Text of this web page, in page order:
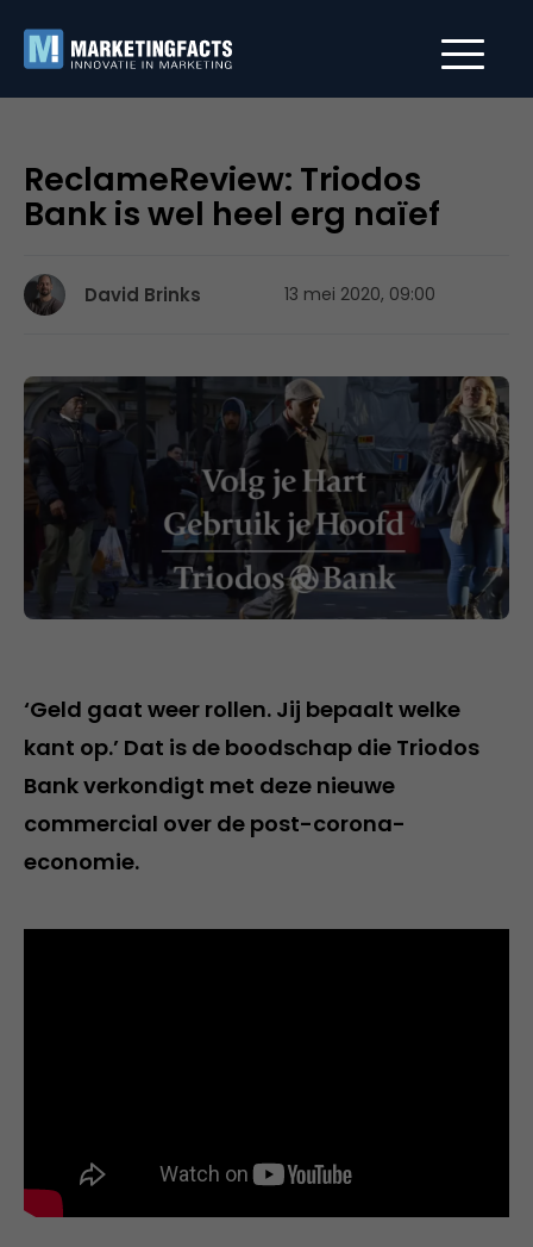
ReclameReview: Triodos
Bank is wel heel erg naïef
David Brinks 13 mei 2020, 09:00
‘Geld gaat weer rollen. Jij bepaalt welke
kant op.’ Dat is de boodschap die Triodos
Bank verkondigt met deze nieuwe
commercial over de post-corona-
economie.